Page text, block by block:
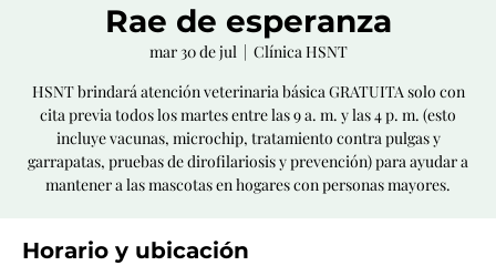
Rae de esperanza
mar 30 de jul
  |
Clínica HSNT
HSNT brindará atención veterinaria básica GRATUITA solo con
cita previa todos los martes entre las 9 a. m. y las 4 p. m. (esto
incluye vacunas, microchip, tratamiento contra pulgas y
garrapatas, pruebas de dirofilariosis y prevención) para ayudar a
mantener a las mascotas en hogares con personas mayores.
Horario y ubicación